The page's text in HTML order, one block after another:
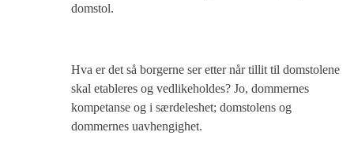
domstol.
Hva er det så borgerne ser etter når tillit til domstolene
skal etableres og vedlikeholdes? Jo, dommernes
kompetanse og i særdeleshet; domstolens og
dommernes uavhengighet.